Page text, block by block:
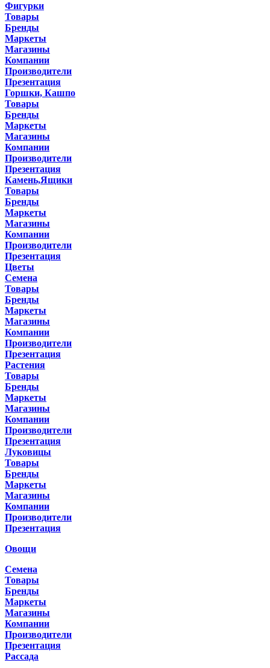
Фигурки
Товары
Бренды
Маркеты
Магазины
Компании
Производители
Презентация
Горшки, Кашпо
Товары
Бренды
Маркеты
Магазины
Компании
Производители
Презентация
Камень,Ящики
Товары
Бренды
Маркеты
Магазины
Компании
Производители
Презентация
Цветы
Семена
Товары
Бренды
Маркеты
Магазины
Компании
Производители
Презентация
Растения
Товары
Бренды
Маркеты
Магазины
Компании
Производители
Презентация
Луковицы
Товары
Бренды
Маркеты
Магазины
Компании
Производители
Презентация
Овощи
Семена
Товары
Бренды
Маркеты
Магазины
Компании
Производители
Презентация
Рассада